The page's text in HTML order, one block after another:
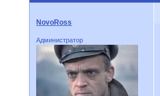
NovoRoss
Администратор